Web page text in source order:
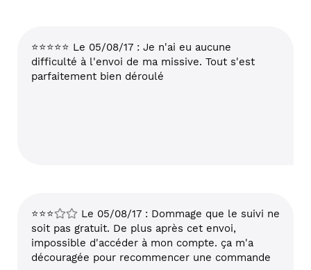
⭐⭐⭐⭐⭐ Le 05/08/17 : Je n'ai eu aucune
difficulté à l'envoi de ma missive. Tout s'est
parfaitement bien déroulé
⭐⭐⭐
Le 05/08/17 : Dommage que le suivi ne
soit pas gratuit. De plus après cet envoi,
impossible d'accéder à mon compte. ça m'a
découragée pour recommencer une commande